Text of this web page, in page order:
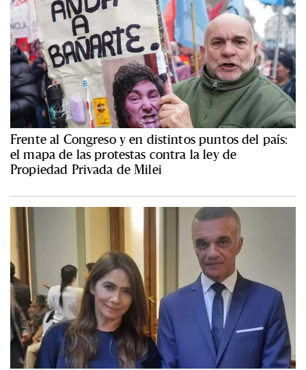
Frente al Congreso y en distintos puntos del país:
el mapa de las protestas contra la ley de
Propiedad Privada de Milei